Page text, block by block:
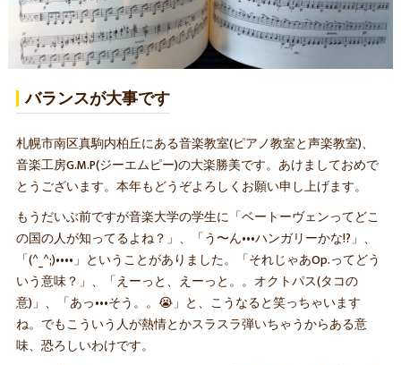
バランスが大事です
札幌市南区真駒内柏丘にある音楽教室(ピアノ教室と声楽教室)、
音楽工房G.M.P(ジーエムピー)の大楽勝美です。あけましておめで
とうございます。本年もどうぞよろしくお願い申し上げます。
もうだいぶ前ですが音楽大学の学生に「ベートーヴェンってどこ
の国の人が知ってるよね？」、「う〜ん•••ハンガリーかな!?」、
「(^_^;)••••」ということがありました。「それじゃあOp.ってどう
いう意味？」、「えーっと、えーっと。。オクトパス(タコの
意)」、「あっ•••そう。。😭」と、こうなると笑っちゃいます
ね。でもこういう人が熱情とかスラスラ弾いちゃうからある意
味、恐ろしいわけです。